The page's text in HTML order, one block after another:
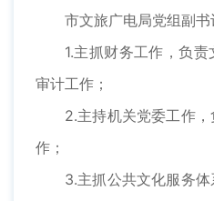
市文旅广电局党组副
1.主抓财务工作，负
审计工作；
2.主持机关党委工作
作；
3.主抓公共文化服务体